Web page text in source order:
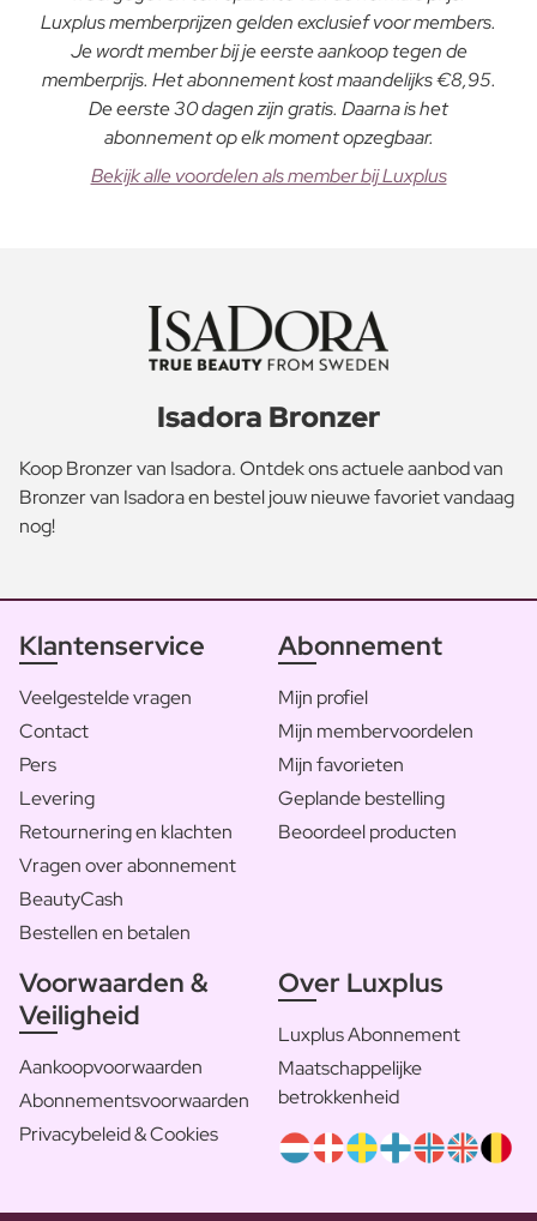
Luxplus memberprijzen gelden exclusief voor members.
Je wordt member bij je eerste aankoop tegen de
memberprijs. Het abonnement kost maandelijks €8,95.
De eerste 30 dagen zijn gratis. Daarna is het
abonnement op elk moment opzegbaar.
Bekijk alle voordelen als member bij Luxplus
Isadora Bronzer
Koop Bronzer van Isadora. Ontdek ons actuele aanbod van
Bronzer van Isadora en bestel jouw nieuwe favoriet vandaag
nog!
Klantenservice
Veelgestelde vragen
Contact
Pers
Levering
Retournering en klachten
Vragen over abonnement
BeautyCash
Bestellen en betalen
Abonnement
Mijn profiel
Mijn membervoordelen
Mijn favorieten
Geplande bestelling
Beoordeel producten
Voorwaarden &
Veiligheid
Aankoopvoorwaarden
Abonnementsvoorwaarden
Privacybeleid & Cookies
Over Luxplus
Luxplus Abonnement
Maatschappelijke
betrokkenheid